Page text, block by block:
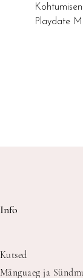
Playdate
Info
Kutsed
Mänguaeg ja